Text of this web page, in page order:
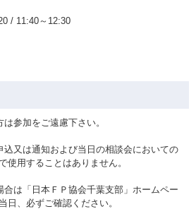
/ 11:40～12:30
参加をご遠慮下さい。
込又は通知および当日の相談会においての
使用することはありません。
合は「日本ＦＰ協会千葉支部」ホームペー
日、必ずご確認ください。